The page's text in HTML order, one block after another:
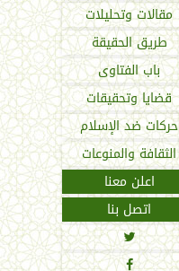
مقالات وتحليلات
طريق الحقيقة
باب الفتاوى
قضايا وتحقيقات
حركات ضد الإسلام
الثقافة والمنوعات
اعلن معنا
اتصل بنا

